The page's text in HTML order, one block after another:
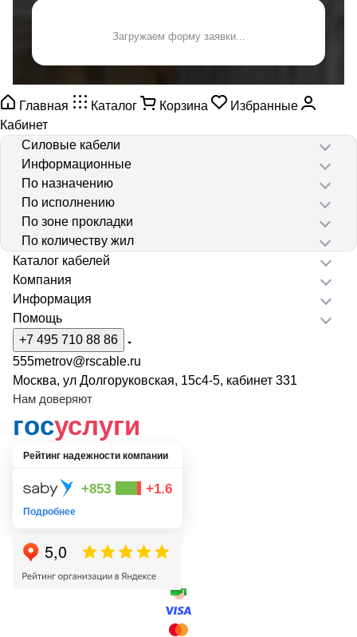
Загружаем форму заявки...
Главная Каталог Корзина
Избранные
Кабинет
Силовые кабели
Информационные
По назначению
По исполнению
По зоне прокладки
По количеству жил
Каталог кабелей
Компания
Информация
Помощь
+7 495 710 88 86
555metrov@rscable.ru
Москва, ул Долгоруковская, 15с4-5, кабинет 331
Нам доверяют
госуслуги
Рейтинг надежности компании
+853 +1.6
Подробнее